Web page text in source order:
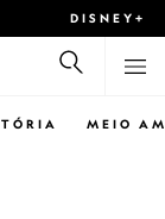
DISNEY+
MEIO